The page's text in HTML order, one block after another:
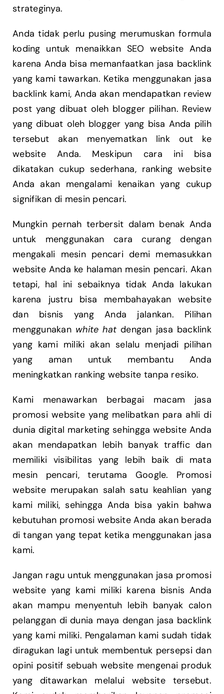
strateginya.
Anda tidak perlu pusing merumuskan formula
koding untuk menaikkan SEO website Anda
karena Anda bisa memanfaatkan jasa backlink
yang kami tawarkan. Ketika menggunakan jasa
backlink kami, Anda akan mendapatkan review
post yang dibuat oleh blogger pilihan. Review
yang dibuat oleh blogger yang bisa Anda pilih
tersebut akan menyematkan link out ke
website Anda. Meskipun cara ini bisa
dikatakan cukup sederhana, ranking website
Anda akan mengalami kenaikan yang cukup
signifikan di mesin pencari.
Mungkin pernah terbersit dalam benak Anda
untuk menggunakan cara curang dengan
mengakali mesin pencari demi memasukkan
website Anda ke halaman mesin pencari. Akan
tetapi, hal ini sebaiknya tidak Anda lakukan
karena justru bisa membahayakan website
dan bisnis yang Anda jalankan. Pilihan
menggunakan white hat dengan jasa backlink
yang kami miliki akan selalu menjadi pilihan
yang aman untuk membantu Anda
meningkatkan ranking website tanpa resiko.
Kami menawarkan berbagai macam jasa
promosi website yang melibatkan para ahli di
dunia digital marketing sehingga website Anda
akan mendapatkan lebih banyak traffic dan
memiliki visibilitas yang lebih baik di mata
mesin pencari, terutama Google. Promosi
website merupakan salah satu keahlian yang
kami miliki, sehingga Anda bisa yakin bahwa
kebutuhan promosi website Anda akan berada
di tangan yang tepat ketika menggunakan jasa
kami.
Jangan ragu untuk menggunakan jasa promosi
website yang kami miliki karena bisnis Anda
akan mampu menyentuh lebih banyak calon
pelanggan di dunia maya dengan jasa backlink
yang kami miliki. Pengalaman kami sudah tidak
diragukan lagi untuk membentuk persepsi dan
opini positif sebuah website mengenai produk
yang ditawarkan melalui website tersebut.